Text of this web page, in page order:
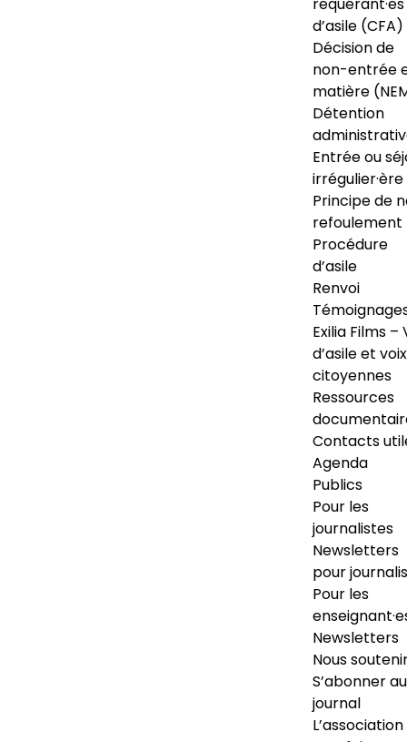
d’asile (CFA)
Décision de
non-entrée
matière
Détention
Entrée ou
irrégulier·ère
Principe de
refoulement
Procédure
d’asile
Renvoi
Exilia Films –
d’asile et voix
citoyennes
Ressources
Contacts
Agenda
Publics
Pour les
journalistes
Newsletters
pour
Pour les
Newsletters
Nous
S’abonner au
journal
L’association